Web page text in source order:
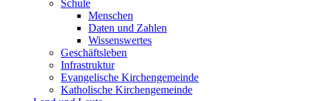
Schule
Menschen
Daten und Zahlen
Wissenswertes
Geschäftsleben
Infrastruktur
Evangelische Kirchengemeinde
Katholische Kirchengemeinde